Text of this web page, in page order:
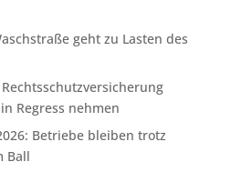
geht zu Lasten des
Regress nehmen
Betriebe bleiben trotz
Ball